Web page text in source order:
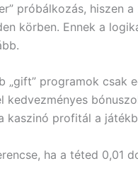
próbálkozás, hiszen
körben. Ennek a
„gift” programok csak
kaszinó profitál a
ha a téted 0,01